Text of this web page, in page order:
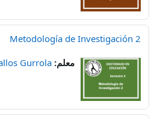
Metodología de Investigación 2
معلم: Gurrola